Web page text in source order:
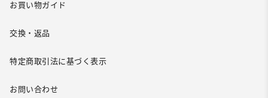
お買い物ガイド
交換・返品
特定商取引法に基づく表示
お問い合わせ